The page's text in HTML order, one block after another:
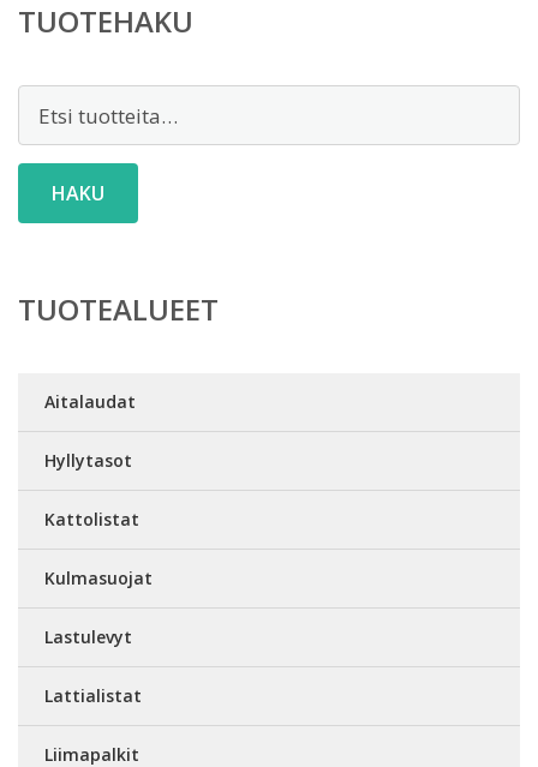
TUOTEHAKU
HAKU
TUOTEALUEET
Aitalaudat
Hyllytasot
Kattolistat
Kulmasuojat
Lastulevyt
Lattialistat
Liimapalkit